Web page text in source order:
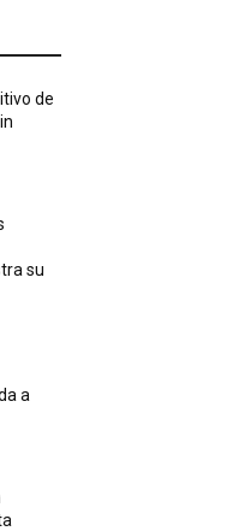
de
su
a